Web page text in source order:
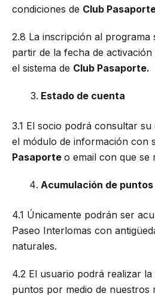
condiciones de Club
2.8 La inscripción al programa
partir de la fecha de
el sistema de Club Pasaporte.
Estado de cuenta
3.1 El socio podrá consultar
el módulo de información con
Pasaporte o email con que se
Acumulación de puntos
4.1 Únicamente podrán ser
Paseo Interlomas con
naturales.
4.2 El usuario podrá realizar
puntos por medio de nuestros